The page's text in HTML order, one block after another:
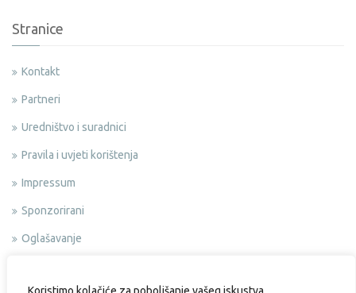
Stranice
Kontakt
Partneri
Uredništvo i suradnici
Pravila i uvjeti korištenja
Impressum
Sponzorirani
Oglašavanje